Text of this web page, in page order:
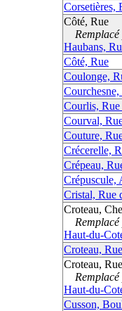
Corsetières,
Côté, Rue
Remplacé
Haubans,
Côté, Rue
Coulonge,
Courchesne,
Courlis, Rue
Courval,
Couture,
Crécerelle,
Crépeau,
Crépuscule,
Cristal, Rue
Croteau,
Remplacé
Haut-du-
Croteau, Rue
Croteau, Rue
Remplacé
Haut-du-
Cusson,